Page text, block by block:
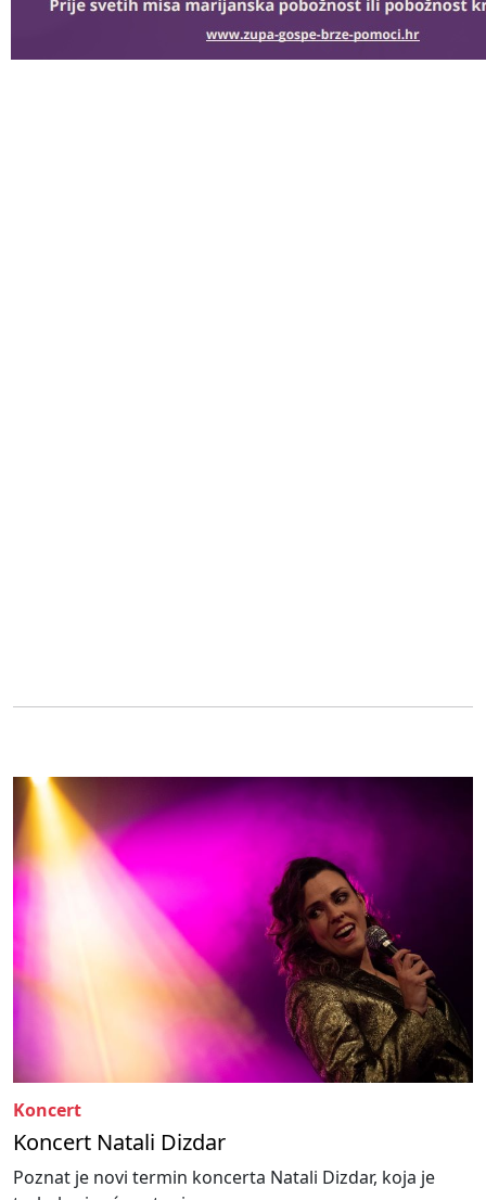
Koncert
Koncert Natali Dizdar
Poznat je novi termin koncerta Natali Dizdar, koja je